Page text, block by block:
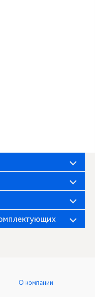
О компании